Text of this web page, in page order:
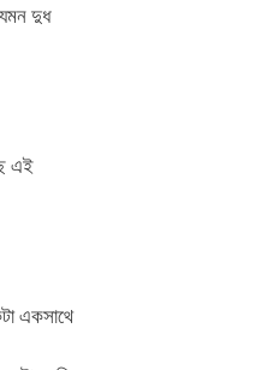
দুধ
এই
একসাথে